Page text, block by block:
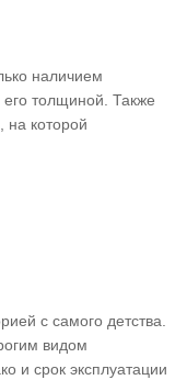
наличием
толщиной. Также
на которой
с самого детства.
видом
и срок эксплуатации